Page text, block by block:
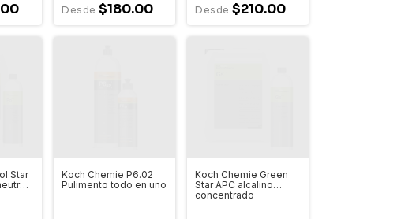
$180.00 $210.00
Star
Koch Chemie P6.02
Pulimento todo en uno
Koch Chemie Green
Star APC alcalino
concentrado